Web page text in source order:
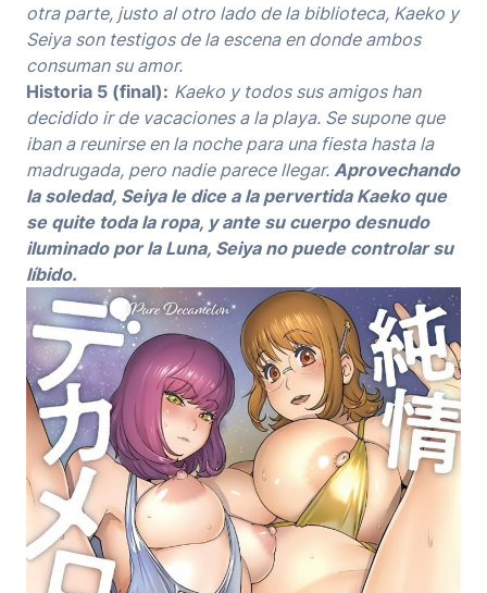
otra parte, justo al otro lado de la biblioteca, Kaeko y
Seiya son testigos de la escena en donde ambos
consuman su amor.
Historia 5 (final): Kaeko y todos sus amigos han
decidido ir de vacaciones a la playa. Se supone que
iban a reunirse en la noche para una fiesta hasta la
madrugada, pero nadie parece llegar. Aprovechando
la soledad, Seiya le dice a la pervertida Kaeko que
se quite toda la ropa, y ante su cuerpo desnudo
iluminado por la Luna, Seiya no puede controlar su
líbido.